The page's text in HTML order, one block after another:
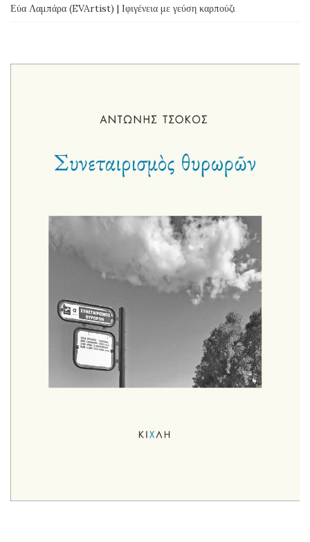
Εύα Λαμπάρα (EVArtist) | Ιφιγένεια με γεύση καρπούζι